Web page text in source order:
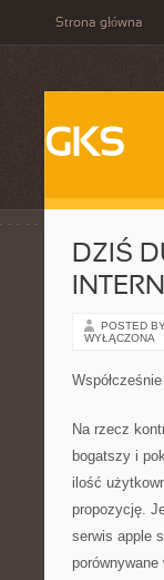
Strona główna
GKS
DZIŚ
POSTED
WYŁĄCZONA
Na rzecz
bogatszy i
ilość
propozycję.
serwis apple